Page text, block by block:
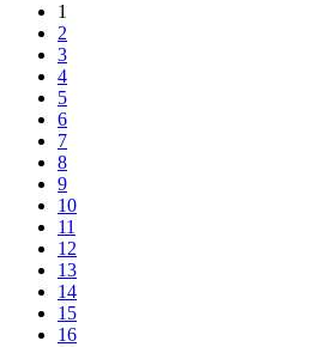
1
2
3
4
5
6
7
8
9
10
11
12
13
14
15
16